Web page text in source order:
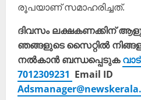
രൂപയാണ് സമാഹരിച്ചത്.
ദിവസം ലക്ഷകണക്കിന്
ഞങ്ങളുടെ സൈറ്റിൽ
നൽകാൻ ബന്ധപ്പെടുക
7012309231 Email ID